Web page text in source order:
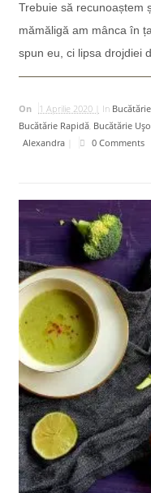
Trebuie să recunoaștem
mămăligă am mânca în
spun eu, ci lipsa drojdiei
On 1 Aprilie 2020 | In
Bucătărie Rapidă, Bucătărie
Alexandra| 0 Comments